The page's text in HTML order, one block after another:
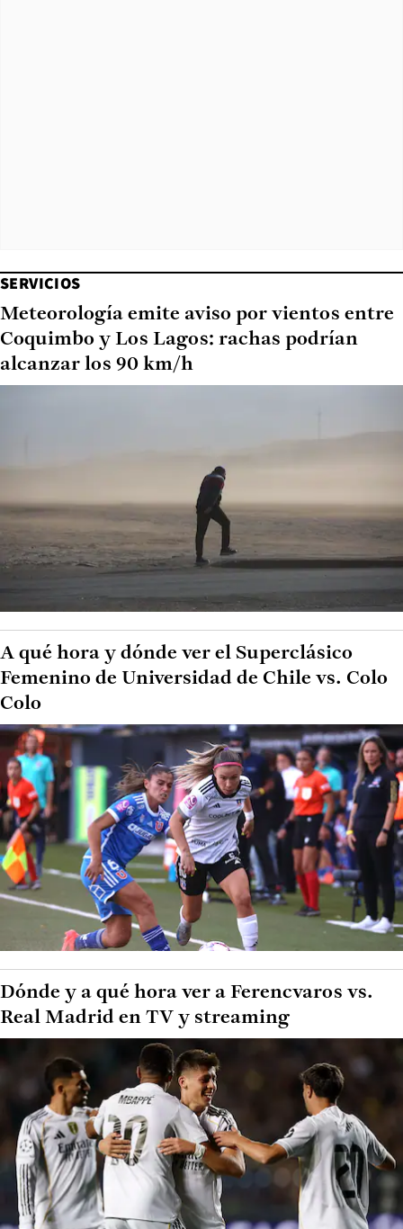
SERVICIOS
Meteorología emite aviso por vientos entre
Coquimbo y Los Lagos: rachas podrían
alcanzar los 90 km/h
A qué hora y dónde ver el Superclásico
Femenino de Universidad de Chile vs. Colo
Colo
Dónde y a qué hora ver a Ferencvaros vs.
Real Madrid en TV y streaming